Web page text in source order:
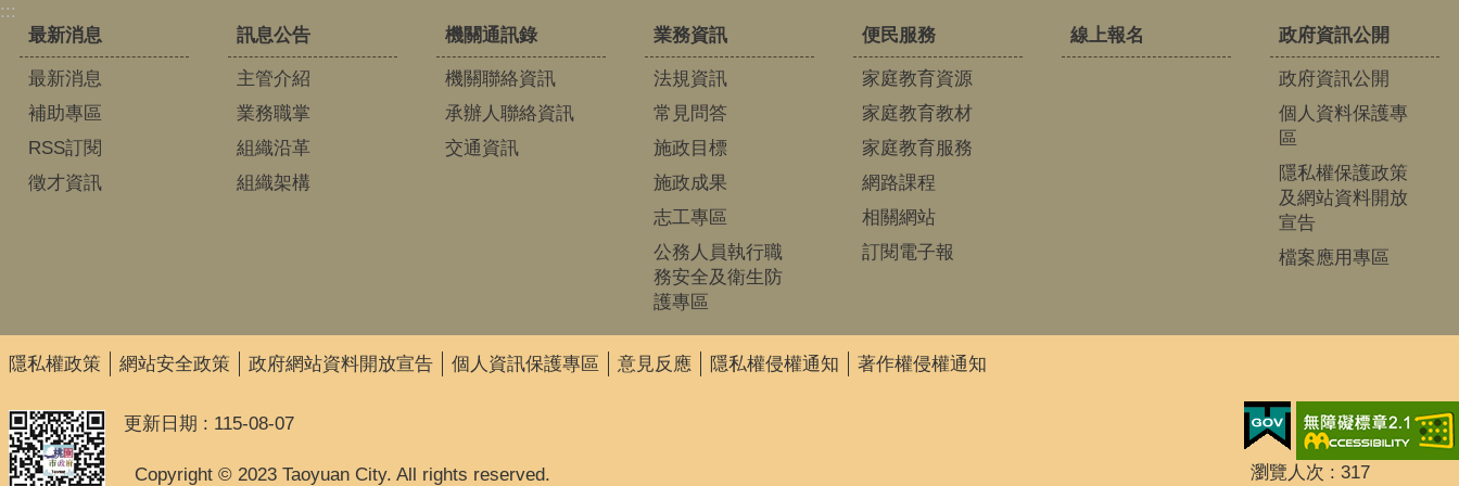
:::
最新消息
最新消息
補助專區
RSS訂閱
徵才資訊
訊息公告
主管介紹
業務職掌
組織沿革
組織架構
機關通訊錄
機關聯絡資訊
承辦人聯絡資訊
交通資訊
業務資訊
法規資訊
常見問答
施政目標
施政成果
志工專區
公務人員執行職
務安全及衛生防
護專區
便民服務
家庭教育資源
家庭教育教材
家庭教育服務
網路課程
相關網站
訂閱電子報
線上報名 政府資訊公開
政府資訊公開
個人資料保護專
區
隱私權保護政策
及網站資料開放
宣告
檔案應用專區
隱私權政策 網站安全政策 政府網站資料開放宣告 個人資訊保護專區 意見反應 隱私權侵權通知 著作權侵權通知
Copyright © 2023 Taoyuan City. All rights reserved.
更新日期 115-08-07
瀏覽人次 317